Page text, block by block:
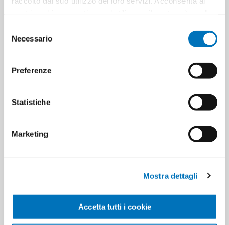
delNecessario
Preferenze
Statistiche
Marketing
Mostra dettagli
Accetta tutti i cookie
PRODUCT TAGS
CUSTOMERS WHO BOUGHT
THIS ITEM ALSO BOUGHT